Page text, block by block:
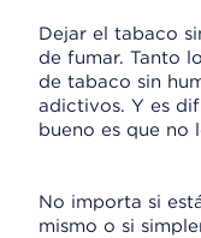
Dejar el tabaco
de fumar. Tanto
de tabaco sin
adictivos. Y es
bueno es que no
No importa si
mismo o si